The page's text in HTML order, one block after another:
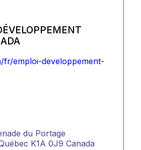
fr/emploi-developpement-
du Portage
K1A 0J9 Canada